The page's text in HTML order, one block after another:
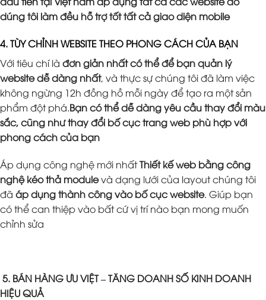
dúng tôi làm đều hỗ trợ tốt tất cả giao diện mobile
4. TÙY CHỈNH WEBSITE THEO PHONG CÁCH CỦA BẠN
Với tiêu chí là đơn giản nhất có thể để bạn quản lý
website dễ dàng nhất, và thực sự chúng tôi đã làm việc
không ngừng 12h đồng hồ mỗi ngày để tạo ra một sản
phẩm đột phá.Bạn có thể dễ dàng yêu cầu thay đổi màu
sắc, cũng như thay đổi bố cục trang web phù hợp với
phong cách của bạn
Áp dụng công nghệ mới nhấtThiết kế web bằng công
nghệ kéo thả modulevà dạng lưới của layout chúng tôi
đã áp dụng thành công vào bố cục website. Giúp bạn
có thể can thiệp vào bất cứ vị trí nào bạn mong muốn
chỉnh sửa
5. BÁN HÀNG ƯU VIỆT – TĂNG DOANH SỐ KINH DOANH
HIỆU QUẢ